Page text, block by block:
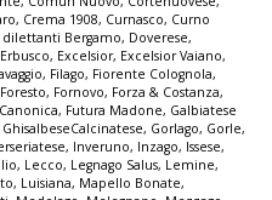
, Crema 1908, Curnasco, Curno
dilettanti Bergamo, Doverese,
Erbusco, Excelsior, Excelsior Vaiano,
, Filago, Fiorente Colognola,
Foresto, Fornovo, Forza & Costanza,
, Futura Madone, Galbiatese
GhisalbeseCalcinatese, Gorlago, Gorle,
, Inveruno, Inzago, Issese,
, Lecco, Legnago Salus, Lemine,
, Luisiana, Mapello Bonate,